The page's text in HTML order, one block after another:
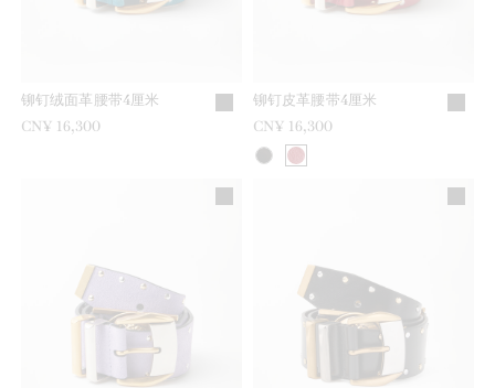
铆钉绒面革腰带4厘米
CN¥ 16,300
铆钉皮革腰带4厘米
CN¥ 16,300